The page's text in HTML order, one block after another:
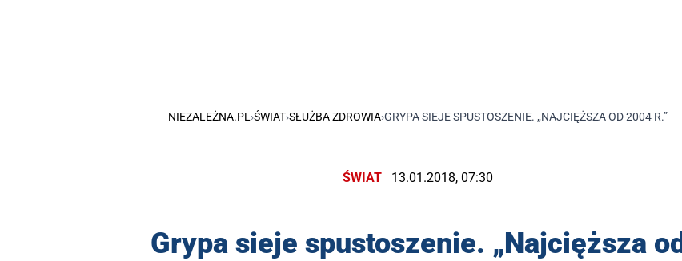
NIEZALEŻNA.PL ›ŚWIAT›SŁUŻBA ZDROWIA›GRYPA SIEJE SPUSTOSZENIE. „NAJCIĘŻSZA OD 2004 R.”
ŚWIAT 13.01.2018, 07:30
Grypa sieje spustoszenie. „Najcięższa od